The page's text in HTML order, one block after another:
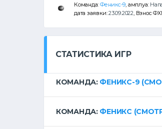
Команда:Феникс-9 , амплуа:
дата заявки:23.09.2022 , Взнос
СТАТИСТИКА ИГР
КОМАНДА: ФЕНИКС-9
КОМАНДА: ФЕНИКС